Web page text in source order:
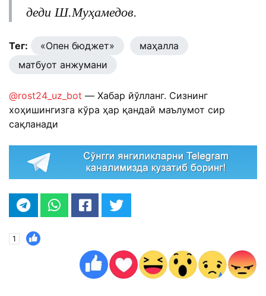
деди Ш.Муҳамедов.
Тег: «Опен бюджет»
маҳалла
матбуот анжумани
@rost24_uz_bot — Хабар йўлланг. Сизнинг
хоҳишингизга кўра ҳар қандай маълумот сир
сақланади
1